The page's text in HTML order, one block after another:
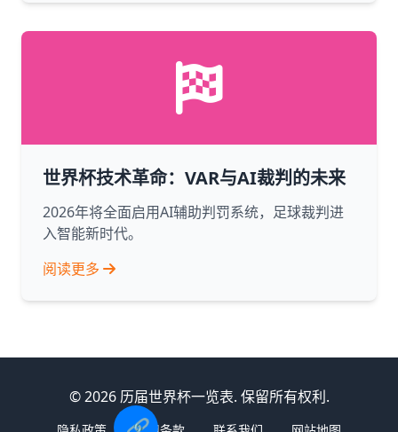
世界杯技术革命：VAR与AI裁判的未来
2026年将全面启用AI辅助判罚系统，足球裁判进
入智能新时代。
阅读更多
© 2026 历届世界杯一览表. 保留所有权利.
🔗